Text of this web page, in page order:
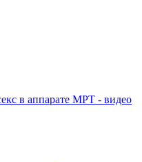
в аппарате МРТ - видео